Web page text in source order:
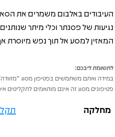
העיבודים באלבום משמרים את
נגיעות של פסנתר וכלי מיתר
המאזין למסע אל תוך נפש מיוסרת
לתשומת ליבכם:
במידה ואתם משתמשים בפטיפון מסוג
פטיפונים מסוג זה אינם מותאמים לתקליטים
מחלקה